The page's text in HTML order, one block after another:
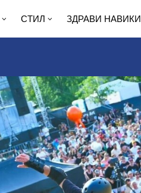
СТИЛ ЗДРАВИ НАВИКИ